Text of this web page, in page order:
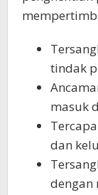
tindak
masuk
dan
dengan